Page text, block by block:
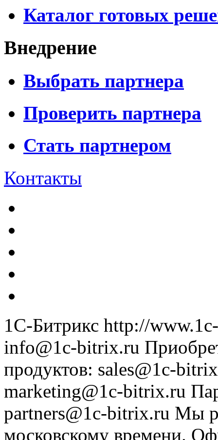
Каталог готовых
Внедрение
Выбрать партнера
Проверить партнера
Стать партнером
Контакты
1С-Битрикс http://
info@1c-bitrix.ru
продуктов: sales@1c-
marketing@1c-bitrix.ru
partners@1c-bitrix.ru Мы
московскому времени.